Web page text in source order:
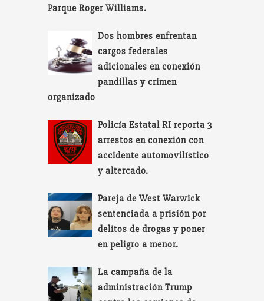
Parque Roger Williams.
Dos hombres enfrentan
cargos federales
adicionales en conexión
pandillas y crimen
organizado
Policía Estatal RI reporta 3
arrestos en conexión con
accidente automovilístico
y altercado.
Pareja de West Warwick
sentenciada a prisión por
delitos de drogas y poner
en peligro a menor.
La campaña de la
administración Trump